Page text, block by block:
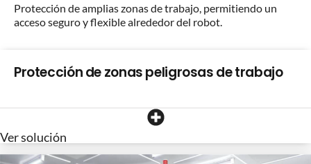
Protección de amplias zonas de trabajo, permitiendo un
acceso seguro y flexible alrededor del robot.
Protección de zonas peligrosas de trabajo
Ver solución